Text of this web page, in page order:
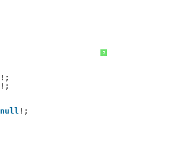
?
!;
!;
null !;